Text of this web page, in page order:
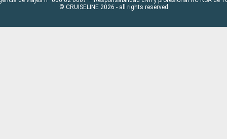
© CRUISELINE 2026 - all rights reserved